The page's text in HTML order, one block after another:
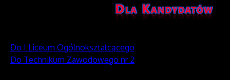
Do I Liceum Ogólnokształcącego
Do Technikum Zawodowego nr 2